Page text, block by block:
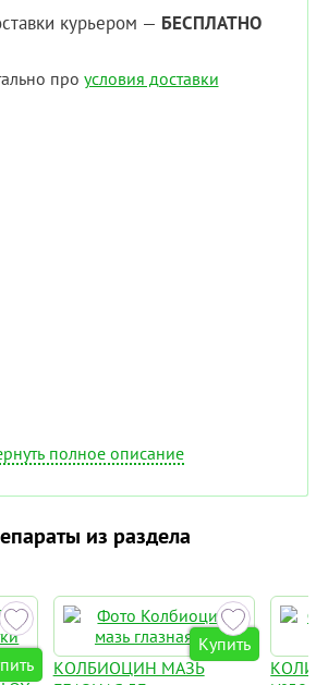
курьером — БЕСПЛАТНО
про условия доставки
полное описание
из раздела
Купить
КОЛБИОЦИН МАЗЬ